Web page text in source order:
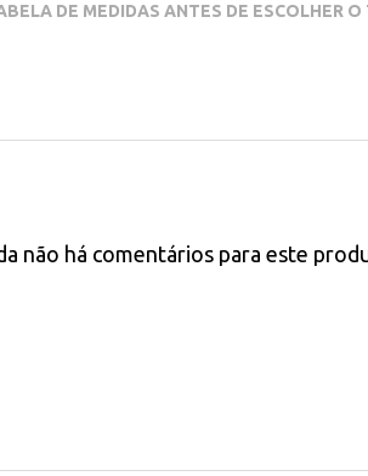
DE MEDIDAS ANTES DE ESCOLHER
não há comentários para este